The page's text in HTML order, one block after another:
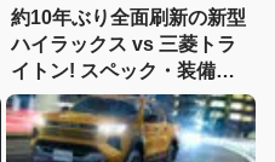
約10年ぶり全面刷新の新型
ハイラックス vs 三菱トラ
イトン! スペック・装備・
価格を比較、勝った点/惜し
い点を徹底検証! 【新型ハ
イラックス 徹底比較】